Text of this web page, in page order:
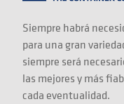
Siempre habrá
para una gran
siempre será
las mejores y más
cada eventualidad.